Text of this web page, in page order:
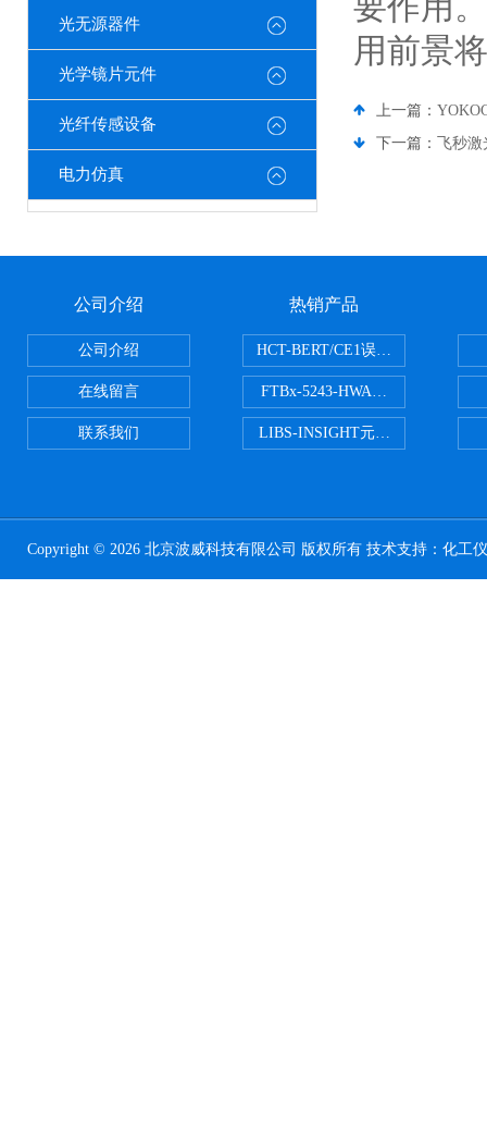
光无源器件
光学镜片元件
光纤传感设备
电力仿真
用前景
上一篇：
下一篇：
飞秒
公司介绍
公司介绍
在线留言
联系我们
热销产品
HCT-BERT/CE1误码测试仪
FTBx-5243-HWA光谱分析仪
LIBS-INSIGHT元素光谱分析仪
Copyright © 2026 北京波威科技有限公司 版权所有 技术支持： 化工